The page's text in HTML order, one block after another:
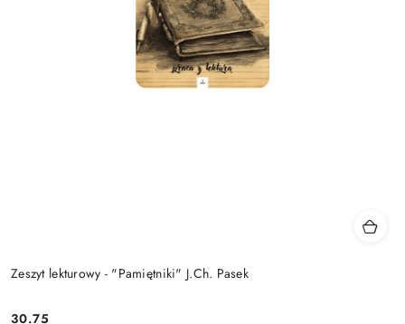
Zeszyt lekturowy - "Pamiętniki" J.Ch. Pasek
30.75